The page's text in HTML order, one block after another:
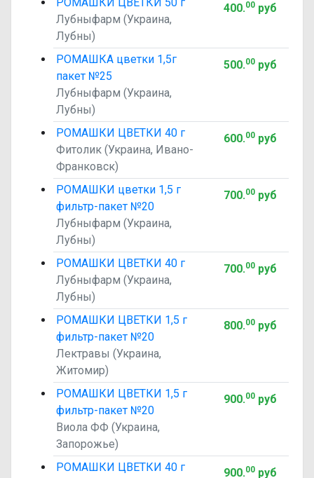
Лубныфарм (Украина,
Лубны)
400.00руб
РОМАШКА цветки 1,5г
пакет №25
Лубныфарм (Украина,
Лубны)
500.00руб
РОМАШКИ ЦВЕТКИ 40 г
Фитолик (Украина, Ивано-
Франковск)
600.00руб
РОМАШКИ цветки 1,5 г
фильтр-пакет №20
Лубныфарм (Украина,
Лубны)
700.00руб
РОМАШКИ ЦВЕТКИ 40 г
Лубныфарм (Украина,
Лубны)
700.00руб
РОМАШКИ ЦВЕТКИ 1,5 г
фильтр-пакет №20
Лектравы (Украина,
Житомир)
800.00руб
РОМАШКИ ЦВЕТКИ 1,5 г
фильтр-пакет №20
Виола ФФ (Украина,
Запорожье)
900.00руб
РОМАШКИ ЦВЕТКИ 40 г
900.00руб